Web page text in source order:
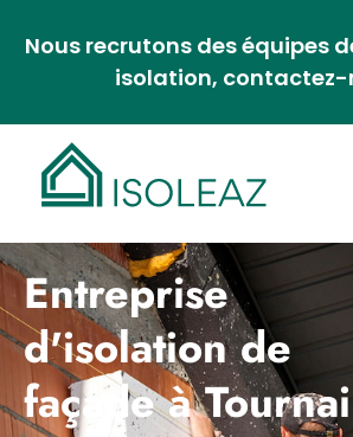
Nous recrutons des équipes
isolation, contactez-
Entreprise
d'isolation de
façade à Tournai